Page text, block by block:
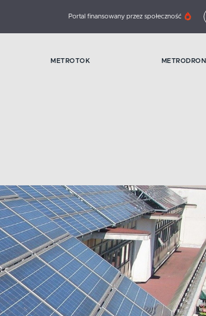
Portal finansowany przez społeczność
METROTOK METRODRON